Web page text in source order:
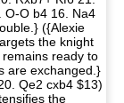
O-O b4 16. Na4
({Alexie
the knight
ready to
are exchanged.}
Qe2 cxb4 $13)
the